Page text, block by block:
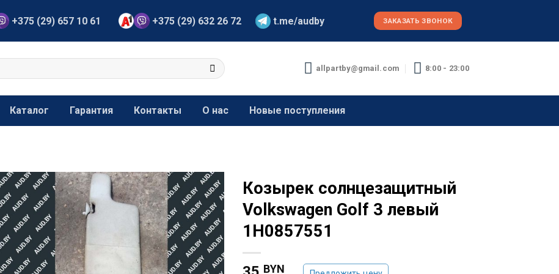
+375 (29) 657 10 61 +375 (29) 632 26 72 t.me/audby ЗАКАЗАТЬ ЗВОНОК
allpartby@gmail.com 8:00 - 23:00
Каталог Гарантия Контакты О нас Новые поступления
Козырек солнцезащитный
Volkswagen Golf 3 левый
1H0857551
BYN